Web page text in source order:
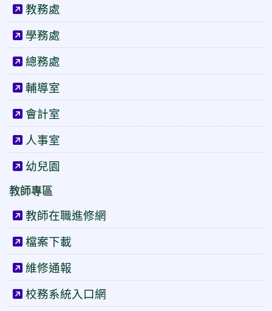
教務處
學務處
總務處
輔導室
會計室
人事室
幼兒園
教師專區
教師在職進修網
檔案下載
維修通報
校務系統入口網